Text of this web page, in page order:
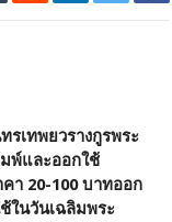
เทพยวรางกูรพระ
พ์และออกใช้
า 20-100 บาทออก
ในวันเฉลิมพระ